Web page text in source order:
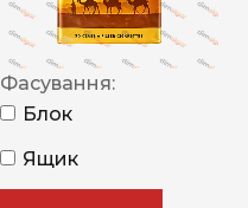
Фасування:
Блок
Ящик